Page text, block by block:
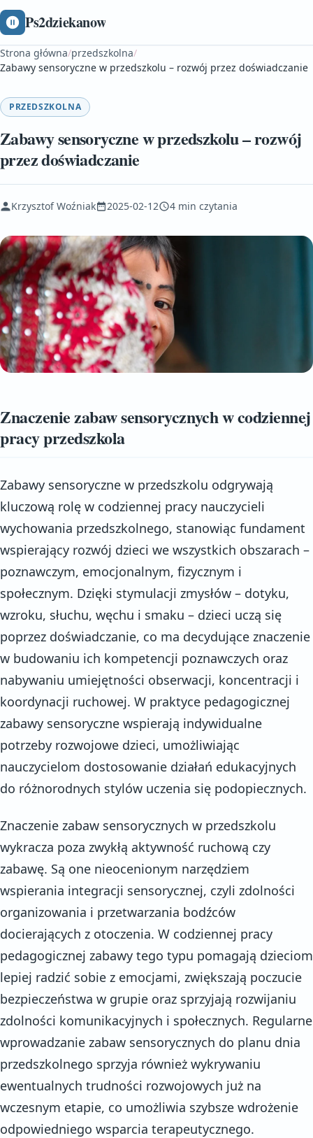
Ps2dziekanow
Strona główna/przedszkolna/
Zabawy sensoryczne w przedszkolu – rozwój przez doświadczanie
PRZEDSZKOLNA
Zabawy sensoryczne w przedszkolu – rozwój
przez doświadczanie
Krzysztof Woźniak 2025-02-12 4 min czytania
Znaczenie zabaw sensorycznych w codziennej
pracy przedszkola
Zabawy sensoryczne w przedszkolu odgrywają
kluczową rolę w codziennej pracy nauczycieli
wychowania przedszkolnego, stanowiąc fundament
wspierający rozwój dzieci we wszystkich obszarach –
poznawczym, emocjonalnym, fizycznym i
społecznym. Dzięki stymulacji zmysłów – dotyku,
wzroku, słuchu, węchu i smaku – dzieci uczą się
poprzez doświadczanie, co ma decydujące znaczenie
w budowaniu ich kompetencji poznawczych oraz
nabywaniu umiejętności obserwacji, koncentracji i
koordynacji ruchowej. W praktyce pedagogicznej
zabawy sensoryczne wspierają indywidualne
potrzeby rozwojowe dzieci, umożliwiając
nauczycielom dostosowanie działań edukacyjnych
do różnorodnych stylów uczenia się podopiecznych.
Znaczenie zabaw sensorycznych w przedszkolu
wykracza poza zwykłą aktywność ruchową czy
zabawę. Są one nieocenionym narzędziem
wspierania integracji sensorycznej, czyli zdolności
organizowania i przetwarzania bodźców
docierających z otoczenia. W codziennej pracy
pedagogicznej zabawy tego typu pomagają dzieciom
lepiej radzić sobie z emocjami, zwiększają poczucie
bezpieczeństwa w grupie oraz sprzyjają rozwijaniu
zdolności komunikacyjnych i społecznych. Regularne
wprowadzanie zabaw sensorycznych do planu dnia
przedszkolnego sprzyja również wykrywaniu
ewentualnych trudności rozwojowych już na
wczesnym etapie, co umożliwia szybsze wdrożenie
odpowiedniego wsparcia terapeutycznego.